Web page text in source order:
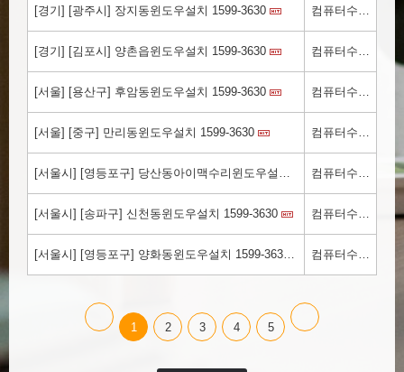
[경기] [광주시] 장지동윈도우설치 1599-3630 컴퓨터수리.kr
[경기] [김포시] 양촌읍윈도우설치 1599-3630 컴퓨터수리.kr
[서울] [용산구] 후암동윈도우설치 1599-3630 컴퓨터수리.kr
[서울] [중구] 만리동윈도우설치 1599-3630 컴퓨터수리.kr
[서울시] [영등포구] 당산동아이맥수리윈도우설치 1599-3630 컴퓨터수리.kr
[서울시] [송파구] 신천동윈도우설치 1599-3630 컴퓨터수리.kr
[서울시] [영등포구] 양화동윈도우설치 1599-3630 컴퓨터수리.kr
1 2 3 4 5